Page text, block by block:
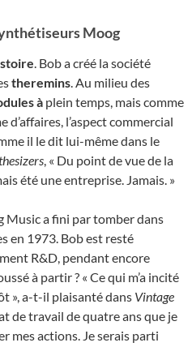
Moog
. Bob a créé la société
theremins. Au milieu des
à plein temps, mais comme
l’aspect commercial
il le dit lui-même dans le
, « Du point de vue de la
été une entreprise. Jamais. »
Music a fini par tomber dans
en 1973. Bob est resté
R&D, pendant encore
à partir ? « Ce qui m’a incité
», a-t-il plaisanté dans Vintage
de travail de quatre ans que je
mes actions. Je serais parti